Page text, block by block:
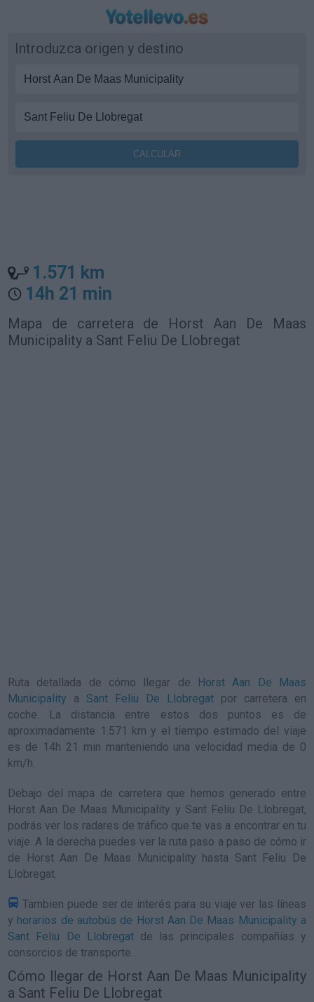
Introduzca origen y destino
1.571 km
14h 21 min
Mapa de carretera de Horst Aan De Maas
Municipality a Sant Feliu De Llobregat
Ruta detallada de cómo llegar de
Horst Aan De Maas
Municipality a Sant Feliu De Llobregatpor carretera en
coche. La distancia entre estos dos puntos es de
aproximadamente 1.571 km y el tiempo estimado del viaje
es de 14h 21 min manteniendo una velocidad media de 0
km/h.
Debajo del mapa de carretera que hemos generado entre
Horst Aan De Maas Municipality y Sant Feliu De Llobregat,
podrás ver los radares de tráfico que te vas a encontrar en tu
viaje. A la derecha puedes ver la ruta paso a paso de cómo ir
de Horst Aan De Maas Municipality hasta Sant Feliu De
Llobregat.
Tambien puede ser de interés para su viaje ver las líneas
y horarios de autobús de Horst Aan De Maas Municipality a
Sant Feliu De Llobregatde las principales compañías y
consorcios de transporte.
Cómo llegar de Horst Aan De Maas Municipality
a Sant Feliu De Llobregat